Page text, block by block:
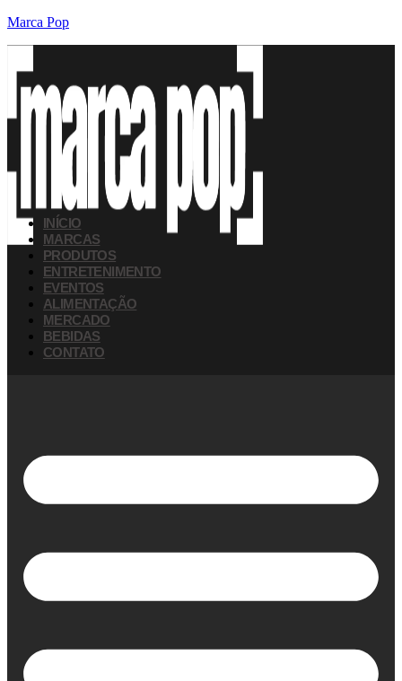
Marca Pop
INÍCIO
MARCAS
PRODUTOS
ENTRETENIMENTO
EVENTOS
ALIMENTAÇÃO
MERCADO
BEBIDAS
CONTATO